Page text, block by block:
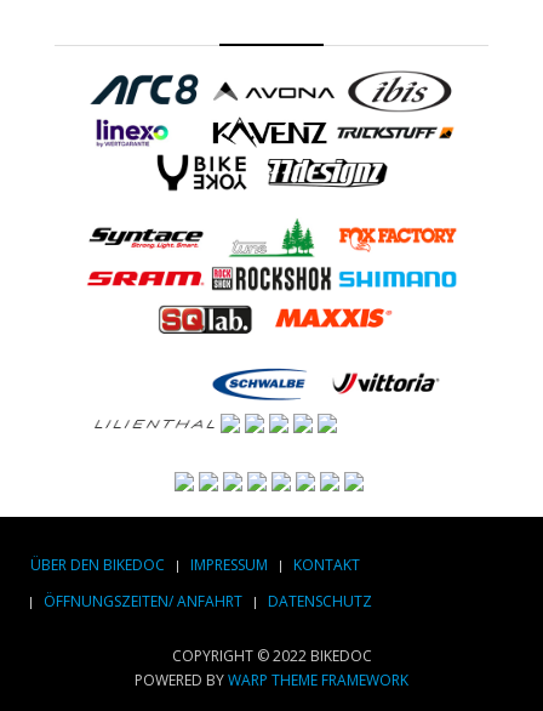
ÜBER DEN BIKEDOC IMPRESSUM
KONTAKT
ÖFFNUNGSZEITEN/ ANFAHRT
DATENSCHUTZ
COPYRIGHT © 2022 BIKEDOC
POWERED BYWARP THEME FRAMEWORK